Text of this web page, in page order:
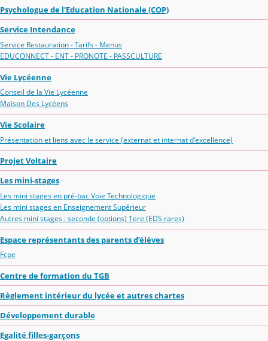
Psychologue de l'Education Nationale (COP)
Service Intendance
Service Restauration - Tarifs - Menus
EDUCONNECT - ENT - PRONOTE - PASSCULTURE
Vie Lycéenne
Conseil de la Vie Lycéenne
Maison Des Lycéens
Vie Scolaire
Présentation et liens avec le service (externat et internat d'excellence)
Projet Voltaire
Les mini-stages
Les mini stages en pré-bac Voie Technologique
Les mini stages en Enseignement Supérieur
Autres mini stages : seconde (options) 1ere (EDS rares)
Espace représentants des parents d’élèves
Fcpe
Centre de formation du TGB
Règlement intérieur du lycée et autres chartes
Développement durable
Egalité filles-garçons